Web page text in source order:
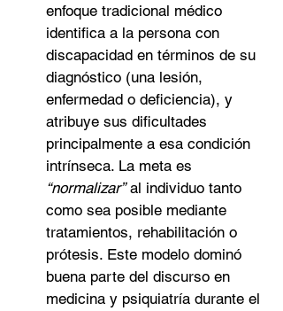
enfoque tradicional médico
identifica a la persona con
discapacidad en términos de su
diagnóstico (una lesión,
enfermedad o deficiencia), y
atribuye sus dificultades
principalmente a esa condición
intrínseca. La meta es
“normalizar” al individuo tanto
como sea posible mediante
tratamientos, rehabilitación o
prótesis. Este modelo dominó
buena parte del discurso en
medicina y psiquiatría durante el